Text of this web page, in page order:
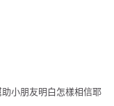
小朋友明白怎樣相信耶